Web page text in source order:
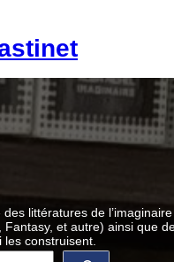
des littératures de
Fantasy, et autre) ainsi que
construisent.